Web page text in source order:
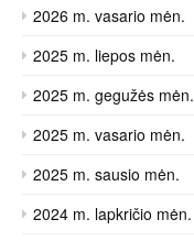
2026 m. vasario mėn.
2025 m. liepos mėn.
2025 m. gegužės mėn.
2025 m. vasario mėn.
2025 m. sausio mėn.
2024 m. lapkričio mėn.